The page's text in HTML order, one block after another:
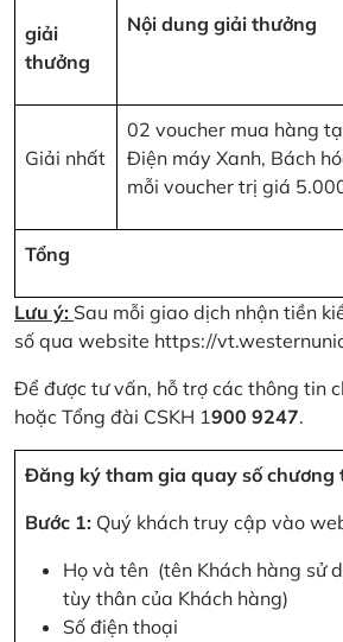
giải
thưởng
Nội dung giải thưởng
Giải nhất
02 voucher mua hàng
Điện máy Xanh, Bách
mỗi voucher trị giá
Tổng
Lưu ý: Sau mỗi giao dịch nhận tiền
số qua website https://
Để được tư vấn, hỗ trợ các thông tin
hoặc Tổng đài CSKH 1900 9247.
Đăng ký tham gia quay số chương
Bước 1: Quý khách truy cập vào
Họ và tên (tên Khách hàng sử
tùy thân của Khách hàng)
Số điện thoại